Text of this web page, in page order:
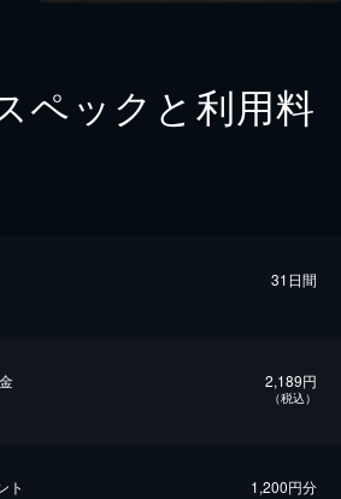
ペックと利用料
31日間
2,189円
（税込）
ト 1,200円分